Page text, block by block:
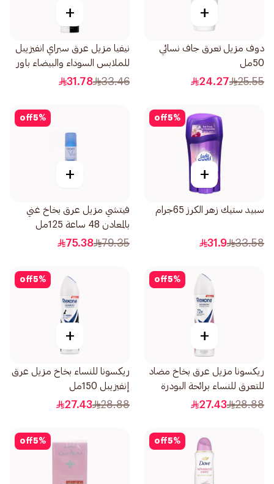
+
دوف مزيل تعرق جاف نسائي
50مل
25.55
24.27
+
نيفيا مزيل عرق سبراي انفيزيبل
للملابس السوداء والبيضاء باور
للرجال 200مل
33.46
31.78
5%
off
+
سبيد ستيك زهر الكرز 65جرام
33.58
31.9
5%
off
+
فيتشي مزيل عرق بخاخ غني
بالمعادن 48 ساعة 125مل
79.35
75.38
5%
off
+
ريكسونا مزيل عرق بخاخ مضاد
للتعرق للنساء برائحة البودرة
150 مل
28.88
27.43
5%
off
+
ريكسونا للنساء بخاخ مزيل عرق
إنفيزيبل 150مل
28.88
27.43
5%
off
5%
off